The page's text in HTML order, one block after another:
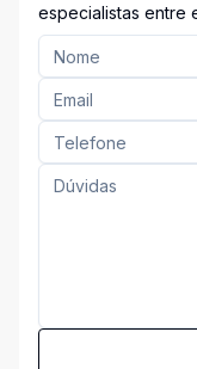
especialistas entre